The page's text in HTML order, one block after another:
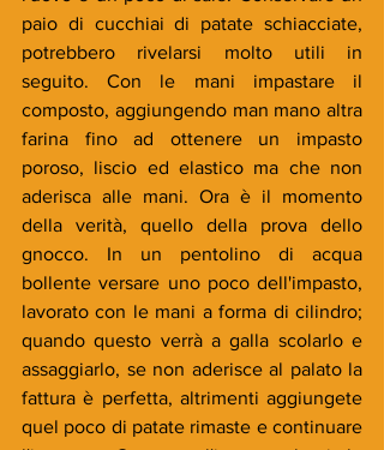
paio di cucchiai di patate schiacciate,
potrebbero rivelarsi molto utili in
seguito. Con le mani impastare il
composto, aggiungendo man mano altra
farina fino ad ottenere un impasto
poroso, liscio ed elastico ma che non
aderisca alle mani. Ora è il momento
della verità, quello della prova dello
gnocco. In un pentolino di acqua
bollente versare uno poco dell'impasto,
lavorato con le mani a forma di cilindro;
quando questo verrà a galla scolarlo e
assaggiarlo, se non aderisce al palato la
fattura è perfetta, altrimenti aggiungete
quel poco di patate rimaste e continuare